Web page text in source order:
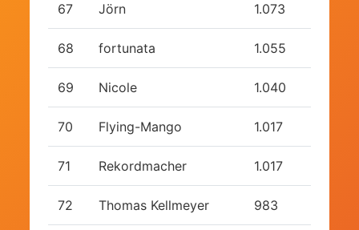
67 Jörn 1.073
68 fortunata 1.055
69 Nicole 1.040
70 Flying-Mango 1.017
71 Rekordmacher 1.017
72 Thomas Kellmeyer 983